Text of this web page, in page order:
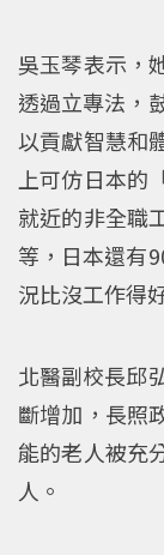
吳玉琴表示，
透過立專法，
以貢獻智慧和
上可仿日本的
就近的非全職
等，日本還有
況比沒工作得
北醫副校長邱
斷增加，長照
能的老人被充
人。